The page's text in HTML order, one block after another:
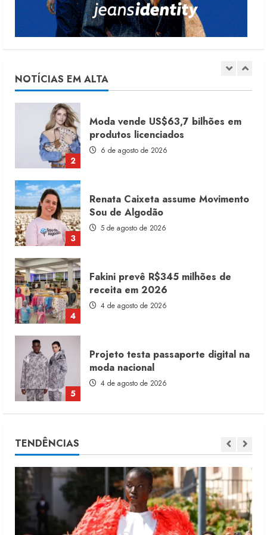
NOTÍCIAS EM ALTA
5
1
7 de agosto de 2026
2
Moda vende US$63,7 bilhões em
produtos licenciados
6 de agosto de 2026
3
Renata Caixeta assume Movimento
Sou de Algodão
5 de agosto de 2026
4
Fakini prevê R$345 milhões de
receita em 2026
4 de agosto de 2026
5
Projeto testa passaporte digital na
moda nacional
4 de agosto de 2026
1
Moda vende US$63,7 bilhões em
produtos licenciados
TENDÊNCIAS